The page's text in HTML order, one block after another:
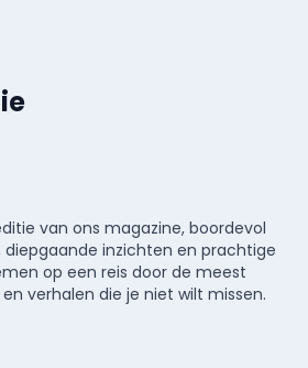
van ons magazine, boordevol
diepgaande inzichten en prachtige
op een reis door de meest
verhalen die je niet wilt missen.